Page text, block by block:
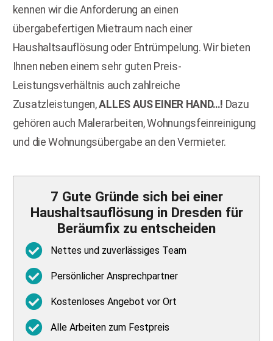
kennen wir die Anforderung an einen
übergabefertigen Mietraum nach einer
Haushaltsauflösung oder Entrümpelung. Wir bieten
Ihnen neben einem sehr guten Preis-
Leistungsverhältnis auch zahlreiche
Zusatzleistungen,ALLES AUS EINER HAND…! Dazu
gehören auch Malerarbeiten, Wohnungsfeinreinigung
und die Wohnungsübergabe an den Vermieter.
7 Gute Gründe sich bei einer
Haushaltsauflösung in Dresden für
Beräumfix zu entscheiden
Nettes und zuverlässiges Team
Persönlicher Ansprechpartner
Kostenloses Angebot vor Ort
Alle Arbeiten zum Festpreis